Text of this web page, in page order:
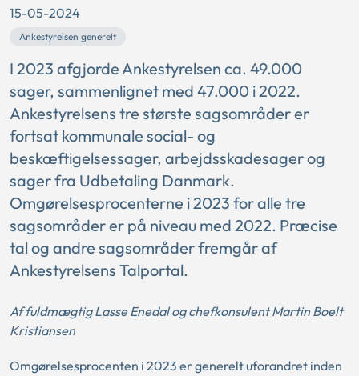
15-05-2024
Ankestyrelsen generelt
I 2023 afgjorde Ankestyrelsen ca. 49.000
sager, sammenlignet med 47.000 i 2022.
Ankestyrelsens tre største sagsområder er
fortsat kommunale social- og
beskæftigelsessager, arbejdsskadesager og
sager fra Udbetaling Danmark.
Omgørelsesprocenterne i 2023 for alle tre
sagsområder er på niveau med 2022. Præcise
tal og andre sagsområder fremgår af
Ankestyrelsens Talportal.
Af fuldmægtig Lasse Enedal og chefkonsulent Martin Boelt
Kristiansen
Omgørelsesprocenten i 2023 er generelt uforandret inden